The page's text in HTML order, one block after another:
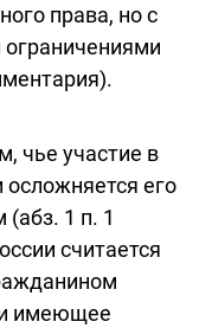
права, но с
чье участие в
его
1 п. 1
считается
имеющее